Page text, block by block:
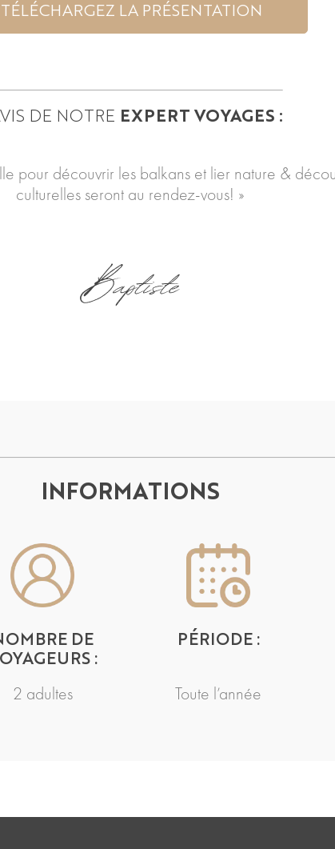
TÉLÉCHARGEZ LA PRÉSENTATION
DE NOTRE EXPERT VOYAGES :
pour découvrir les balkans et lier nature &
culturelles seront au rendez-vous! »
INFORMATIONS
DE
:
2 adultes
PÉRIODE :
Toute l’année